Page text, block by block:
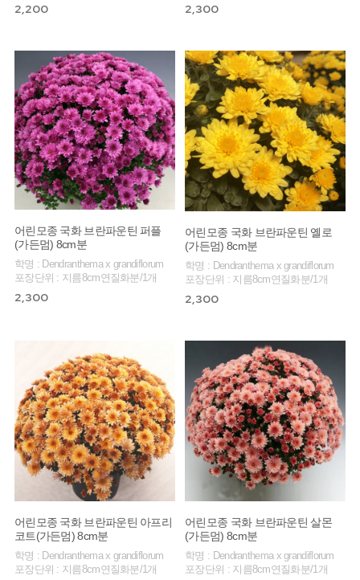
2,200 2,300
어린모종 국화 브란파운틴 퍼플
(가든멈) 8cm분
학명 : Dendranthema x grandiflorum
포장단위 : 지름8cm연질화분/1개
2,300
어린모종 국화 브란파운틴 옐로
(가든멈) 8cm분
학명 : Dendranthema x grandiflorum
포장단위 : 지름8cm연질화분/1개
2,300
어린모종 국화 브란파운틴 아프리
코트(가든멈) 8cm분
학명 : Dendranthema x grandiflorum
포장단위 : 지름8cm연질화분/1개
어린모종 국화 브란파운틴 살몬
(가든멈) 8cm분
학명 : Dendranthema x grandiflorum
포장단위 : 지름8cm연질화분/1개